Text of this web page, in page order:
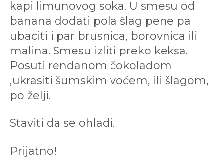
kapi limunovog soka. U smesu od
banana dodati pola šlag pene pa
ubaciti i par brusnica, borovnica ili
malina. Smesu izliti preko keksa.
Posuti rendanom čokoladom
,ukrasiti šumskim voćem, ili šlagom,
po želji.
Staviti da se ohladi.
Prijatno!